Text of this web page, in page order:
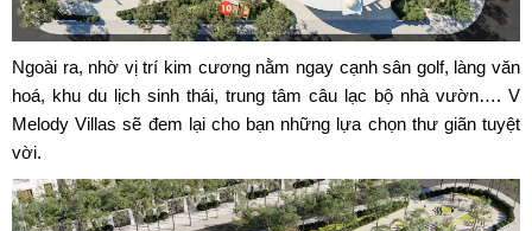
Ngoài ra, nhờ vị trí kim cương nằm ngay cạnh sân golf, làng văn
hoá, khu du lịch sinh thái, trung tâm câu lạc bộ nhà vườn…. V
Melody Villas sẽ đem lại cho bạn những lựa chọn thư giãn tuyệt
vời.